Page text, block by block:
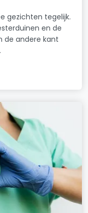
gezichten tegelijk.
en de
de andere kant